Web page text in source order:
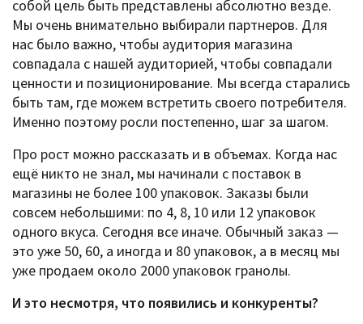
собой цель быть представлены абсолютно везде.
Мы очень внимательно выбирали партнеров. Для
нас было важно, чтобы аудитория магазина
совпадала с нашей аудиторией, чтобы совпадали
ценности и позиционирование. Мы всегда старались
быть там, где можем встретить своего потребителя.
Именно поэтому росли постепенно, шаг за шагом.
Про рост можно рассказать и в объемах. Когда нас
ещё никто не знал, мы начинали с поставок в
магазины не более 100 упаковок. Заказы были
совсем небольшими: по 4, 8, 10 или 12 упаковок
одного вкуса. Сегодня все иначе. Обычный заказ —
это уже 50, 60, а иногда и 80 упаковок, а в месяц мы
уже продаем около 2000 упаковок гранолы.
И это несмотря, что появились и конкуренты?